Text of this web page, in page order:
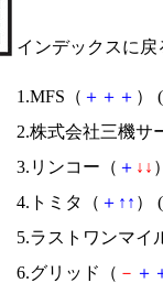
インデックスに戻
1.MFS（ ＋ ＋ ＋ ） (
2.株式会社三機サ
3.リンコー（ ＋ ↓ ↓
4.トミタ（ ＋ ↑ ↑ ） (
5.ラストワンマイ
6.グリッド（ － ＋